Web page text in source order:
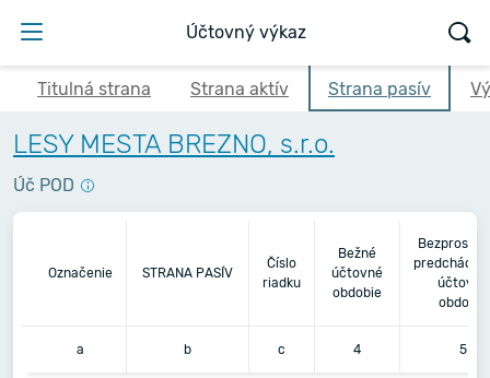
Účtovný výkaz
Titulná strana Strana aktív Strana pasív
LESY MESTA BREZNO, s.r.o.
Úč POD
Označenie STRANA PASÍV
Číslo
riadku
Bežné
účtovné
obdobie
účtovné
obdobie
a b c 4 5